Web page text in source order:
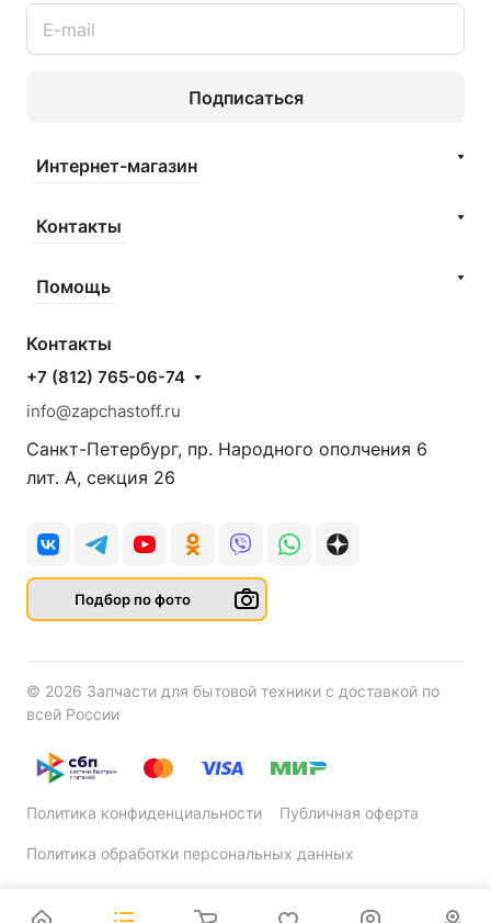
Подписаться
Интернет-магазин
Контакты
Помощь
Контакты
+7 (812) 765-06-74
info@zapchastoff.ru
Санкт-Петербург, пр. Народного ополчения 6
лит. А, секция 26
Подбор по фото
© 2026 Запчасти для бытовой техники с доставкой по
всей России
Политика конфиденциальности Публичная оферта
Политика обработки персональных данных